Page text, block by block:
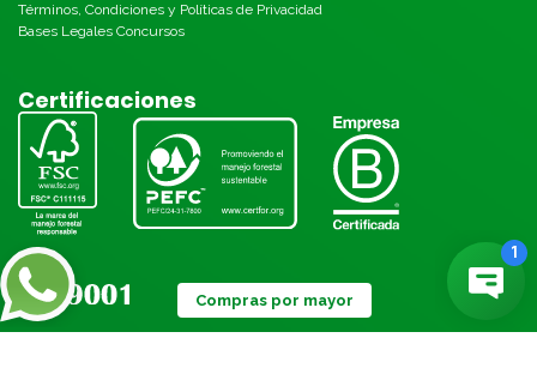
Términos, Condiciones y Políticas de Privacidad
Bases Legales Concursos
Certificaciones
Compras por mayor